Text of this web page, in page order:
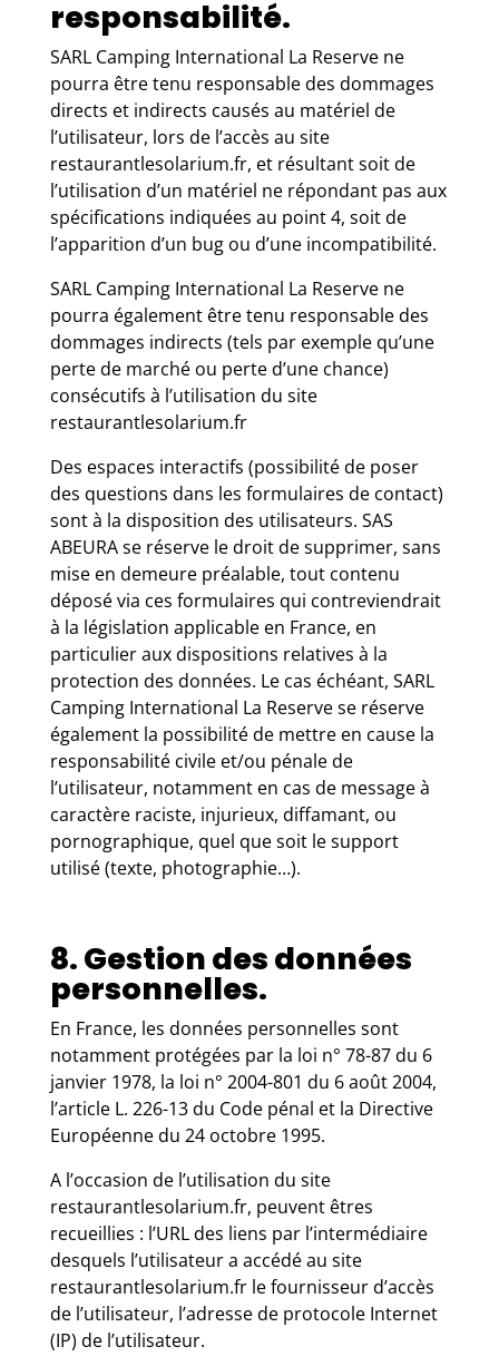
responsabilité.
SARL Camping International La Reserve ne
pourra être tenu responsable des dommages
directs et indirects causés au matériel de
l’utilisateur, lors de l’accès au site
restaurantlesolarium.fr, et résultant soit de
l’utilisation d’un matériel ne répondant pas aux
spécifications indiquées au point 4, soit de
l’apparition d’un bug ou d’une incompatibilité.
SARL Camping International La Reserve ne
pourra également être tenu responsable des
dommages indirects (tels par exemple qu’une
perte de marché ou perte d’une chance)
consécutifs à l’utilisation du site
restaurantlesolarium.fr
Des espaces interactifs (possibilité de poser
des questions dans les formulaires de contact)
sont à la disposition des utilisateurs. SAS
ABEURA se réserve le droit de supprimer, sans
mise en demeure préalable, tout contenu
déposé via ces formulaires qui contreviendrait
à la législation applicable en France, en
particulier aux dispositions relatives à la
protection des données. Le cas échéant, SARL
Camping International La Reserve se réserve
également la possibilité de mettre en cause la
responsabilité civile et/ou pénale de
l’utilisateur, notamment en cas de message à
caractère raciste, injurieux, diffamant, ou
pornographique, quel que soit le support
utilisé (texte, photographie…).
8. Gestion des données
personnelles.
En France, les données personnelles sont
notamment protégées par la loi n° 78-87 du 6
janvier 1978, la loi n° 2004-801 du 6 août 2004,
l’article L. 226-13 du Code pénal et la Directive
Européenne du 24 octobre 1995.
A l’occasion de l’utilisation du site
restaurantlesolarium.fr, peuvent êtres
recueillies : l’URL des liens par l’intermédiaire
desquels l’utilisateur a accédé au site
restaurantlesolarium.fr le fournisseur d’accès
de l’utilisateur, l’adresse de protocole Internet
(IP) de l’utilisateur.